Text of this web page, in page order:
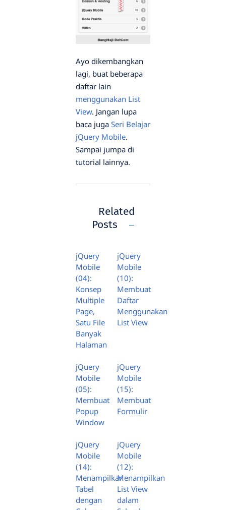
Ayo dikembangkan
lagi, buat beberapa
daftar lain
menggunakan List
View. Jangan lupa
baca juga Seri Belajar
jQuery Mobile.
Sampai jumpa di
tutorial lainnya.
Related
Posts
jQuery
Mobile
(04):
Konsep
Multiple
Page,
Satu File
Banyak
Halaman
jQuery
Mobile
(10):
Membuat
Daftar
Menggunakan
List View
jQuery
Mobile
(05):
Membuat
Popup
Window
jQuery
Mobile
(15):
Membuat
Formulir
jQuery
Mobile
(14):
Menampilkan
Tabel
dengan
jQuery
Mobile
(12):
Menampilkan
List View
dalam